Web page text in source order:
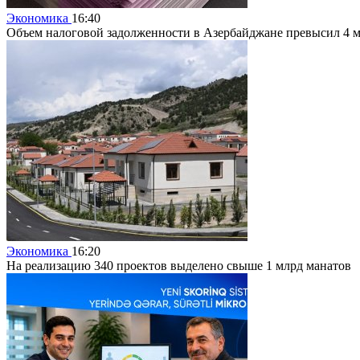
Экономика 16:40
Объем налоговой задолженности в Азербайджане превысил 4
Экономика 16:20
На реализацию 340 проектов выделено свыше 1 млрд манатов